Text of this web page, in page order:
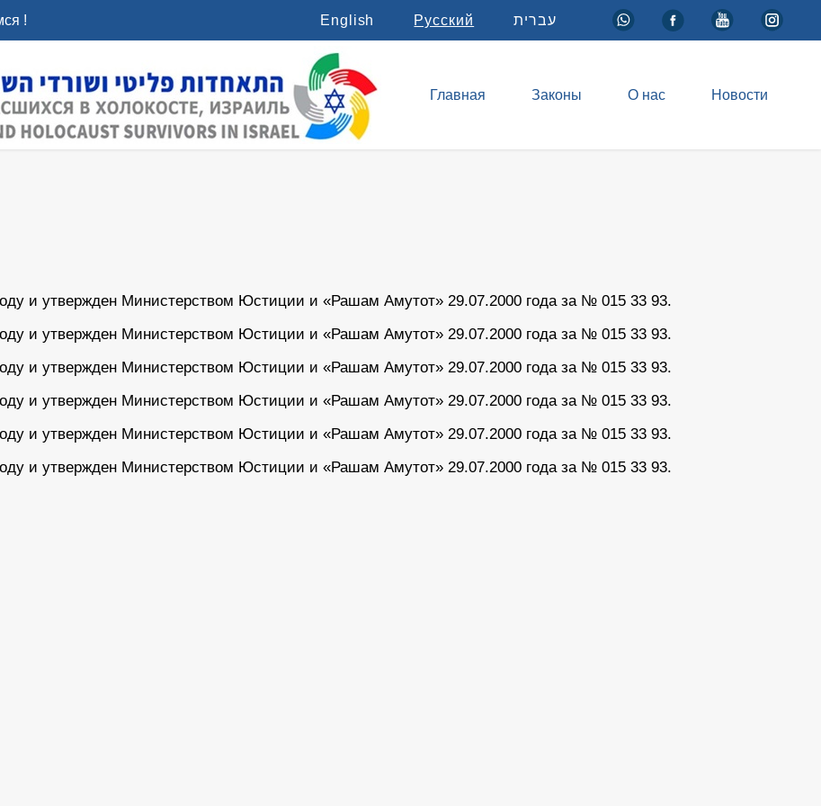
! English Русский עברית
Главная Законы О нас Новости
и утвержден Министерством Юстиции и «Рашам Амутот» 29.07.2000 года за № 015 33 93.
и утвержден Министерством Юстиции и «Рашам Амутот» 29.07.2000 года за № 015 33 93.
и утвержден Министерством Юстиции и «Рашам Амутот» 29.07.2000 года за № 015 33 93.
и утвержден Министерством Юстиции и «Рашам Амутот» 29.07.2000 года за № 015 33 93.
и утвержден Министерством Юстиции и «Рашам Амутот» 29.07.2000 года за № 015 33 93.
и утвержден Министерством Юстиции и «Рашам Амутот» 29.07.2000 года за № 015 33 93.